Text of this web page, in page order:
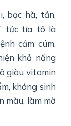
bạc hà, tần,
tức tía tô là
cảm cúm,
khả năng
giàu vitamin
kháng sinh
màu, làm mờ